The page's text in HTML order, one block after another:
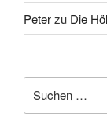
Peterzu Die
nach: